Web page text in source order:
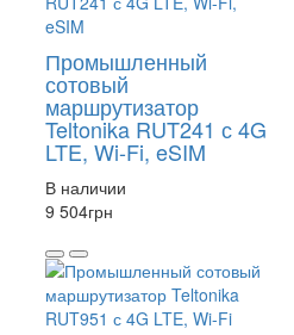
Промышленный
сотовый
маршрутизатор
Teltonika RUT241 с 4G
LTE, Wi-Fi, eSIM
В наличии
9 504грн